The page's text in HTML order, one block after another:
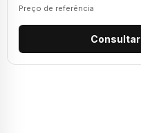
Preço de referência
Consultar